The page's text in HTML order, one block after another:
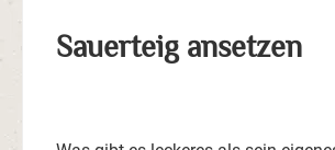
Sauerteig ansetzen